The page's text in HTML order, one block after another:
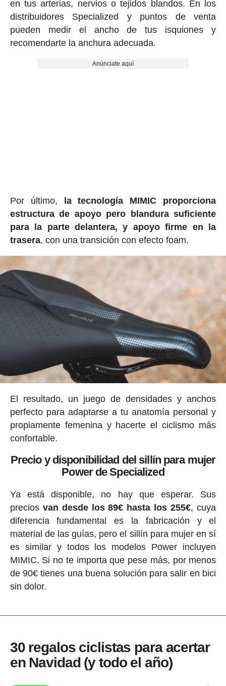
en tus arterias, nervios o tejidos blandos. En los
distribuidores Specialized y puntos de venta
pueden medir el ancho de tus isquiones y
recomendarte la anchura adecuada.
Anúnciate aquí
Por último,
la tecnología MIMIC proporciona
estructura de apoyo pero blandura suficiente
para la parte delantera, y apoyo firme en la
trasera, con una transición con efecto foam.
El resultado, un juego de densidades y anchos
perfecto para adaptarse a tu anatomía personal y
propiamente femenina y hacerte el ciclismo más
confortable.
Precio y disponibilidad del sillín para mujer
Power de Specialized
Ya está disponible, no hay que esperar. Sus
precios van desde los 89€ hasta los 255€, cuya
diferencia fundamental es la fabricación y el
material de las guías, pero el sillín para mujer en sí
es similar y todos los modelos Power incluyen
MIMIC. Si no te importa que pese más, por menos
de 90€ tienes una buena solución para salir en bici
sin dolor.
30 regalos ciclistas para acertar
en Navidad (y todo el año)